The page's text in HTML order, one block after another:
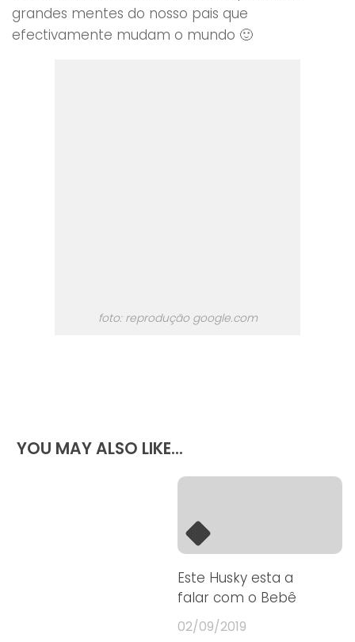
grandes mentes do nosso pais que
efectivamente mudam o mundo 🙂
foto: reprodução google.com
YOU MAY ALSO LIKE...
Este Husky esta a
falar com o Bebê
02/09/2019